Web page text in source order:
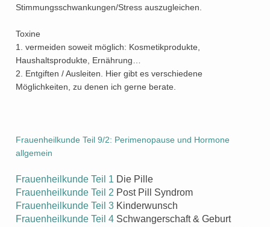
Stimmungsschwankungen/Stress auszugleichen.
Toxine
1. vermeiden soweit möglich: Kosmetikprodukte,
Haushaltsprodukte, Ernährung…
2. Entgiften / Ausleiten. Hier gibt es verschiedene
Möglichkeiten, zu denen ich gerne berate.
Frauenheilkunde Teil 9/2: Perimenopause und Hormone
allgemein
Frauenheilkunde Teil 1 Die Pille
Frauenheilkunde Teil 2 Post Pill Syndrom
Frauenheilkunde Teil 3 Kinderwunsch
Frauenheilkunde Teil 4 Schwangerschaft & Geburt